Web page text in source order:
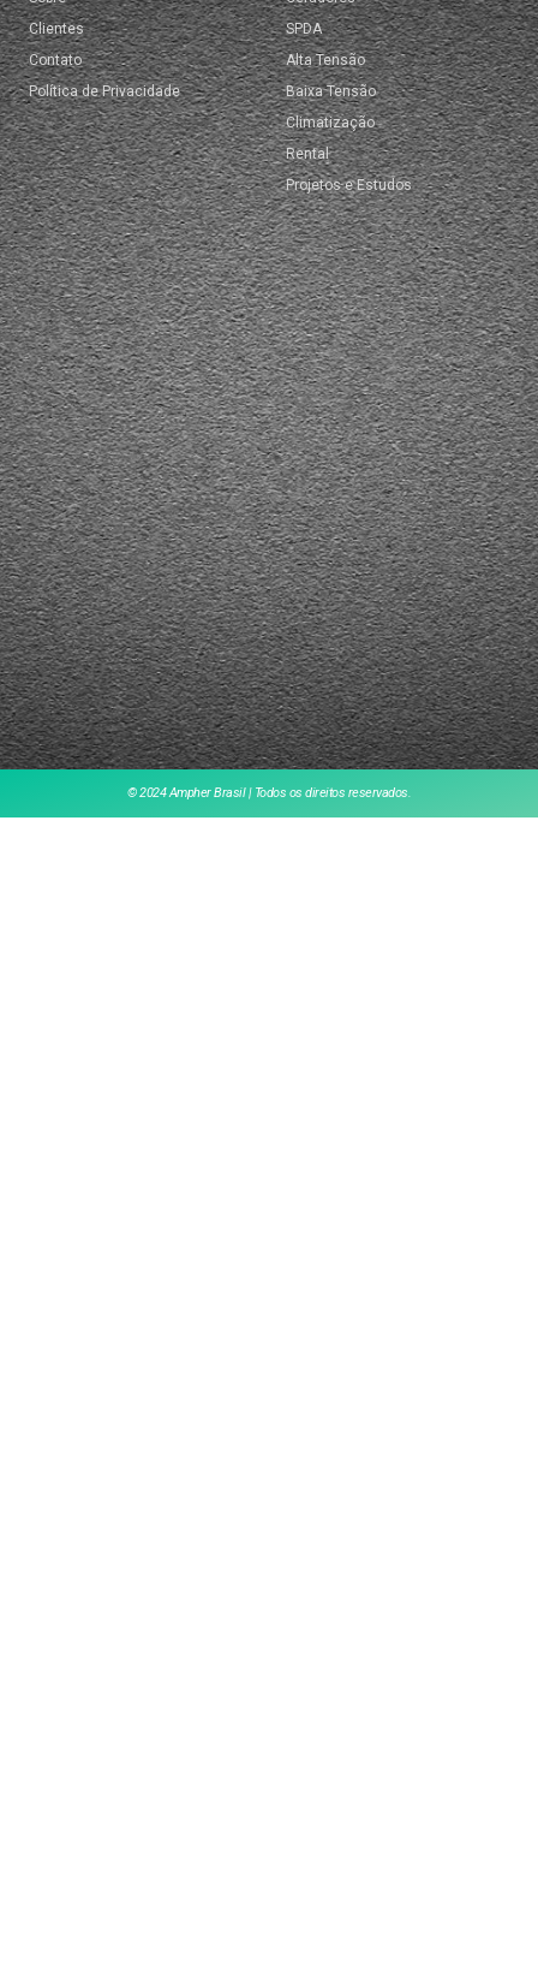
Clientes
Contato
Política de Privacidade
SPDA
Alta Tensão
Baixa Tensão
Climatização
Rental
Projetos e Estudos
© 2024 Ampher Brasil | Todos os direitos reservados.